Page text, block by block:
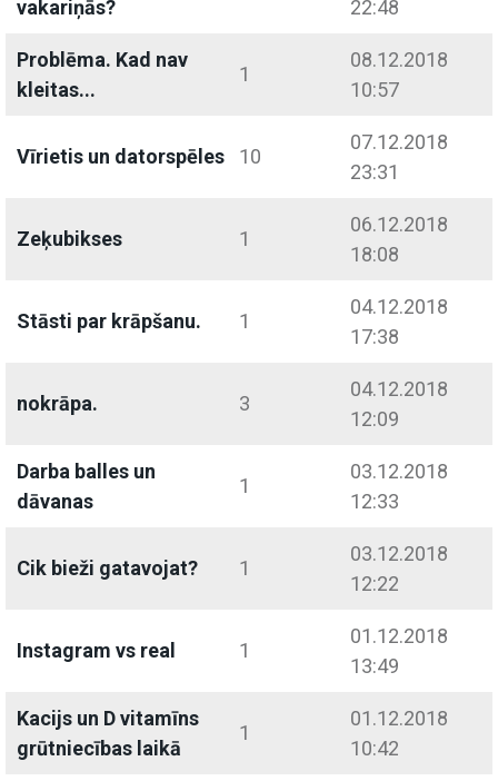
vakariņās?
22:48
Problēma. Kad nav
kleitas...
1
08.12.2018
10:57
Vīrietis un datorspēles 10
07.12.2018
23:31
Zeķubikses 1
06.12.2018
18:08
Stāsti par krāpšanu. 1
04.12.2018
17:38
nokrāpa. 3
04.12.2018
12:09
Darba balles un
dāvanas
1
03.12.2018
12:33
Cik bieži gatavojat? 1
03.12.2018
12:22
Instagram vs real 1
01.12.2018
13:49
Kacijs un D vitamīns
grūtniecības laikā
1
01.12.2018
10:42